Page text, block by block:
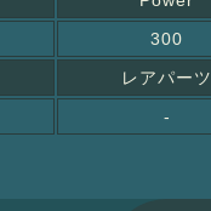
300
レアパーツ
-